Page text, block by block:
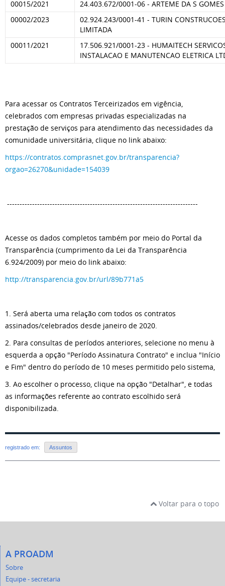
00015/2021
24.403.672/0001-06 - ARTEME DA S
00002/2023
02.924.243/0001-41 - TURIN
LIMITADA
00011/2021
17.506.921/0001-23 - HUMAITECH
INSTALACAO E MANUTENCAO ELETRICA
Para acessar os Contratos Terceirizados em vigência,
celebrados com empresas privadas especializadas na
prestação de serviços para atendimento das necessidades da
comunidade universitária, clique no link abaixo:
https://contratos.comprasnet.gov.br/transparencia?
orgao=26270&unidade=154039
----------------------------------------------------------------------------
Acesse os dados completos também por meio do Portal da
Transparência (cumprimento da Lei da Transparência
6.924/2009) por meio do link abaixo:
http://transparencia.gov.br/url/89b771a5
1. Será aberta uma relação com todos os contratos
assinados/celebrados desde janeiro de 2020.
2. Para consultas de períodos anteriores, selecione no menu à
esquerda a opção "Período Assinatura Contrato" e inclua "Início
e Fim" dentro do período de 10 meses permitido pelo sistema,
3. Ao escolher o processo, clique na opção "Detalhar", e todas
as informações referente ao contrato escolhido será
disponibilizada.
registrado em: Assuntos
Voltar para o topo
A PROADM
Sobre
Equipe - secretaria